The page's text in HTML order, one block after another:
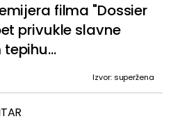
filma "Dossier
privukle slavne
Izvor: superžena